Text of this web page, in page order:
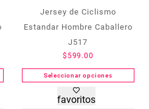
Jersey de Ciclismo
Estandar Hombre Caballero
J517
$ 599.00
Seleccionar opciones
Este
producto
favoritos